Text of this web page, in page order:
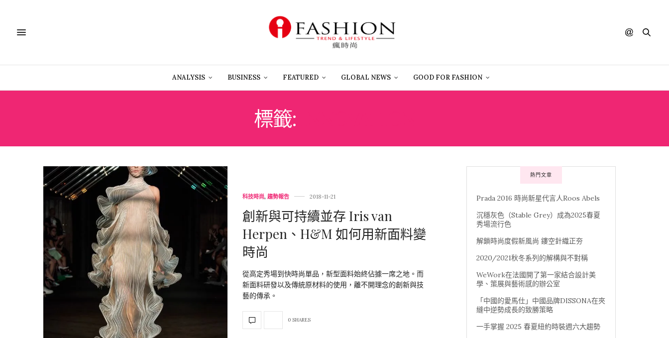
ANALYSIS BUSINESS FEATURED GLOBAL NEWS GOOD FOR FASHION
標籤:
科技時尚, 趨勢報告 2018-11-21
創新與可持續並存 Iris van
Herpen、H&M 如何用新面料變
時尚
從高定秀場到快時尚單品，新型面料始終佔據一席之地。而
新面料研發以及傳統原材料的使用，離不開理念的創新與技
藝的傳承。
0 SHARES
熱門文章
Prada 2016 時尚新星代言人Roos Abels
沉穩灰色（Stable Grey）成為2025春夏
秀場流行色
解鎖時尚度假新風尚 鏤空針織正夯
2020/2021秋冬系列的解構與不對稱
WeWork在法國開了第一家結合設計美
學、策展與藝術感的辦公室
「中國的愛馬仕」中國品牌DISSONA在夾
縫中逆勢成長的致勝策略
一手掌握 2025 春夏紐約時裝週六大趨勢